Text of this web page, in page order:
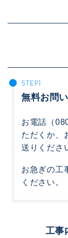
無料お問
お電話（
ただくか、
送りくださ
お急ぎの工
ください。
工事